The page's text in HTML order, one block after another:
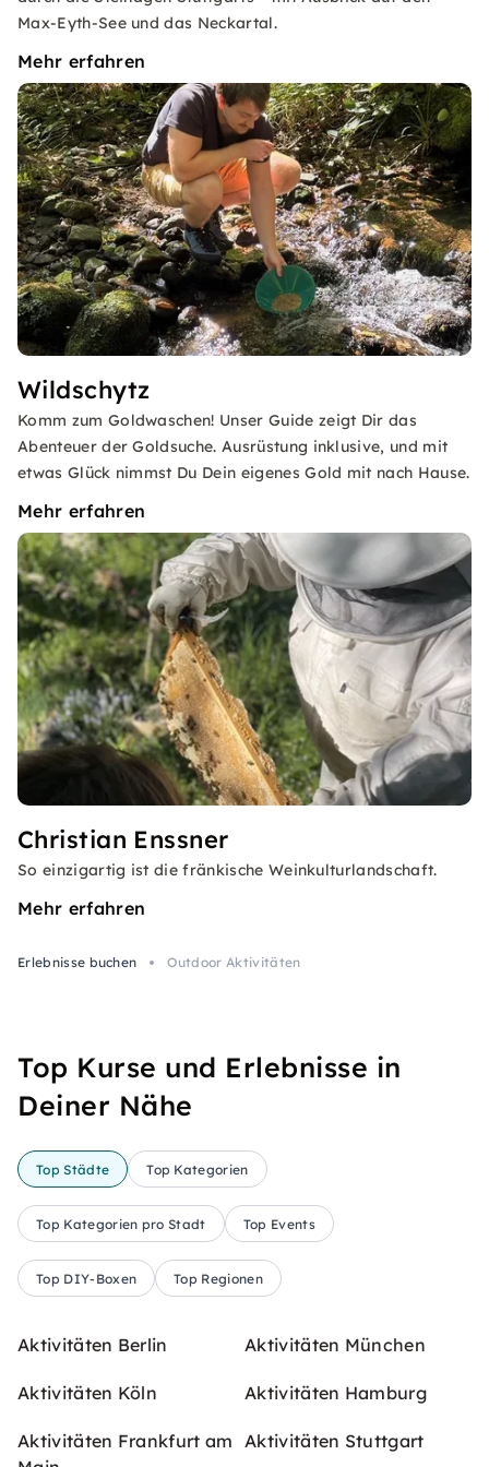
Max-Eyth-See und das Neckartal.
Mehr erfahren
Wildschytz
Komm zum Goldwaschen! Unser Guide zeigt Dir das
Abenteuer der Goldsuche. Ausrüstung inklusive, und mit
etwas Glück nimmst Du Dein eigenes Gold mit nach Hause.
Mehr erfahren
Christian Enssner
So einzigartig ist die fränkische Weinkulturlandschaft.
Mehr erfahren
Erlebnisse buchen Outdoor Aktivitäten
Top Kurse und Erlebnisse in
Deiner Nähe
Top Städte Top Kategorien
Top Kategorien pro Stadt Top Events
Top DIY-Boxen Top Regionen
Aktivitäten Berlin Aktivitäten München
Aktivitäten Köln Aktivitäten Hamburg
Aktivitäten Frankfurt am Aktivitäten Stuttgart